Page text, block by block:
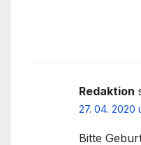
Redaktion
27. 04. 2020
Bitte